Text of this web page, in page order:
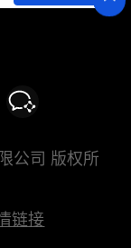
公司 版权所
链接